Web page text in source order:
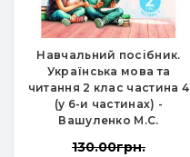
Навчальний посібник.
Українська мова та
читання 2 клас частина 4
(у 6-и частинах) -
Вашуленко М.С.
130.00грн.